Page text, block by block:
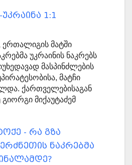
1:1
ერთალიგის მატში
უკრაინის ნაკრებს
მასპინძლების
მატჩი
ქართველებისაგან
მიქაუტაძემ
- რა გზა
ნაკრებმა